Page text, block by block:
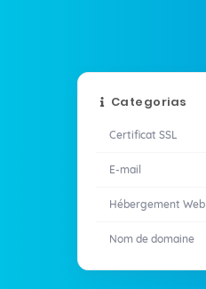
Categorias
Certificat SSL
E-mail
Hébergement Web
Nom de domaine